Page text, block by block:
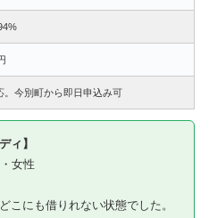
。今別町から即日申込み可
ィ】
女性
こにも借りれない状態でした。